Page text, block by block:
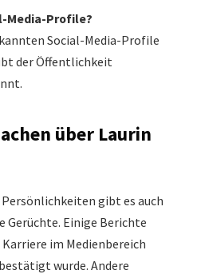
Media-Profile?
Social-Media-Profile
der Öffentlichkeit
über Laurin
gibt es auch
Gerüchte. Einige Berichte
im Medienbereich
wurde. Andere